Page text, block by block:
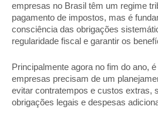
empresas no Brasil têm um regime
pagamento de impostos, mas é
consciência das obrigações
regularidade fiscal e garantir os
Principalmente agora no fim do ano,
empresas precisam de um
evitar contratempos e custos extras,
obrigações legais e despesas